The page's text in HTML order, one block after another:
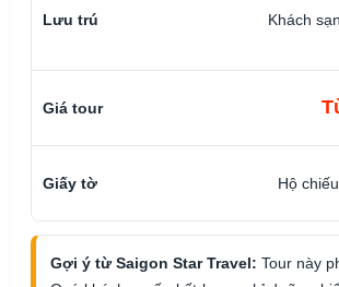
Lưu trú Khách
Giá tour
Giấy tờ Hộ
Gợi ý từ Saigon Star Travel: Tour này